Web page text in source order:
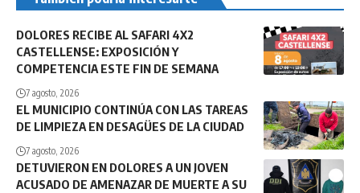
DOLORES RECIBE AL SAFARI 4X2
CASTELLENSE: EXPOSICIÓN Y
COMPETENCIA ESTE FIN DE SEMANA
7 agosto, 2026
EL MUNICIPIO CONTINÚA CON LAS TAREAS
DE LIMPIEZA EN DESAGÜES DE LA CIUDAD
7 agosto, 2026
DETUVIERON EN DOLORES A UN JOVEN
ACUSADO DE AMENAZAR DE MUERTE A SU